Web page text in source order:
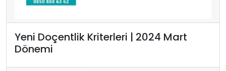
Yeni Doçentlik Kriterleri | 2024 Mart
Dönemi